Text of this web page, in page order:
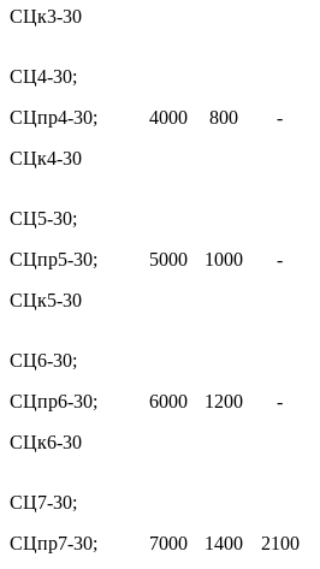
СЦк3-30
СЦ4-30;
СЦпр4-30;
СЦк4-30
4000 800 -
СЦ5-30;
СЦпр5-30;
СЦк5-30
5000 1000 -
СЦ6-30;
СЦпр6-30;
СЦк6-30
6000 1200 -
СЦ7-30;
СЦпр7-30;
7000 1400 2100